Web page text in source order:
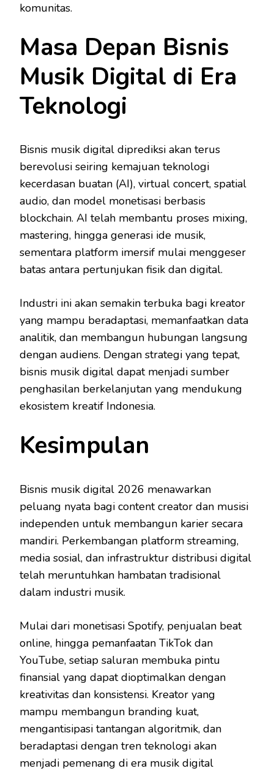
komunitas.
Masa Depan Bisnis
Musik Digital di Era
Teknologi
Bisnis musik digital diprediksi akan terus
berevolusi seiring kemajuan teknologi
kecerdasan buatan (AI), virtual concert, spatial
audio, dan model monetisasi berbasis
blockchain. AI telah membantu proses mixing,
mastering, hingga generasi ide musik,
sementara platform imersif mulai menggeser
batas antara pertunjukan fisik dan digital.
Industri ini akan semakin terbuka bagi kreator
yang mampu beradaptasi, memanfaatkan data
analitik, dan membangun hubungan langsung
dengan audiens. Dengan strategi yang tepat,
bisnis musik digital dapat menjadi sumber
penghasilan berkelanjutan yang mendukung
ekosistem kreatif Indonesia.
Kesimpulan
Bisnis musik digital 2026 menawarkan
peluang nyata bagi content creator dan musisi
independen untuk membangun karier secara
mandiri. Perkembangan platform streaming,
media sosial, dan infrastruktur distribusi digital
telah meruntuhkan hambatan tradisional
dalam industri musik.
Mulai dari monetisasi Spotify, penjualan beat
online, hingga pemanfaatan TikTok dan
YouTube, setiap saluran membuka pintu
finansial yang dapat dioptimalkan dengan
kreativitas dan konsistensi. Kreator yang
mampu membangun branding kuat,
mengantisipasi tantangan algoritmik, dan
beradaptasi dengan tren teknologi akan
menjadi pemenang di era musik digital